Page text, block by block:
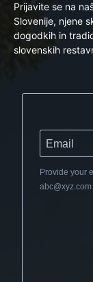
Prijavite se na
Slovenije, njene
dogodkih in
slovenskih
Provide your
abc@xyz.com